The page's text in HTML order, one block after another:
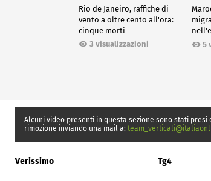
Rio de Janeiro, raffiche di
vento a oltre cento all'ora:
cinque morti
3 visualizzazioni
5
Alcuni video presenti in questa sezione sono stati
rimozione inviando una mail a:
Verissimo Tg4